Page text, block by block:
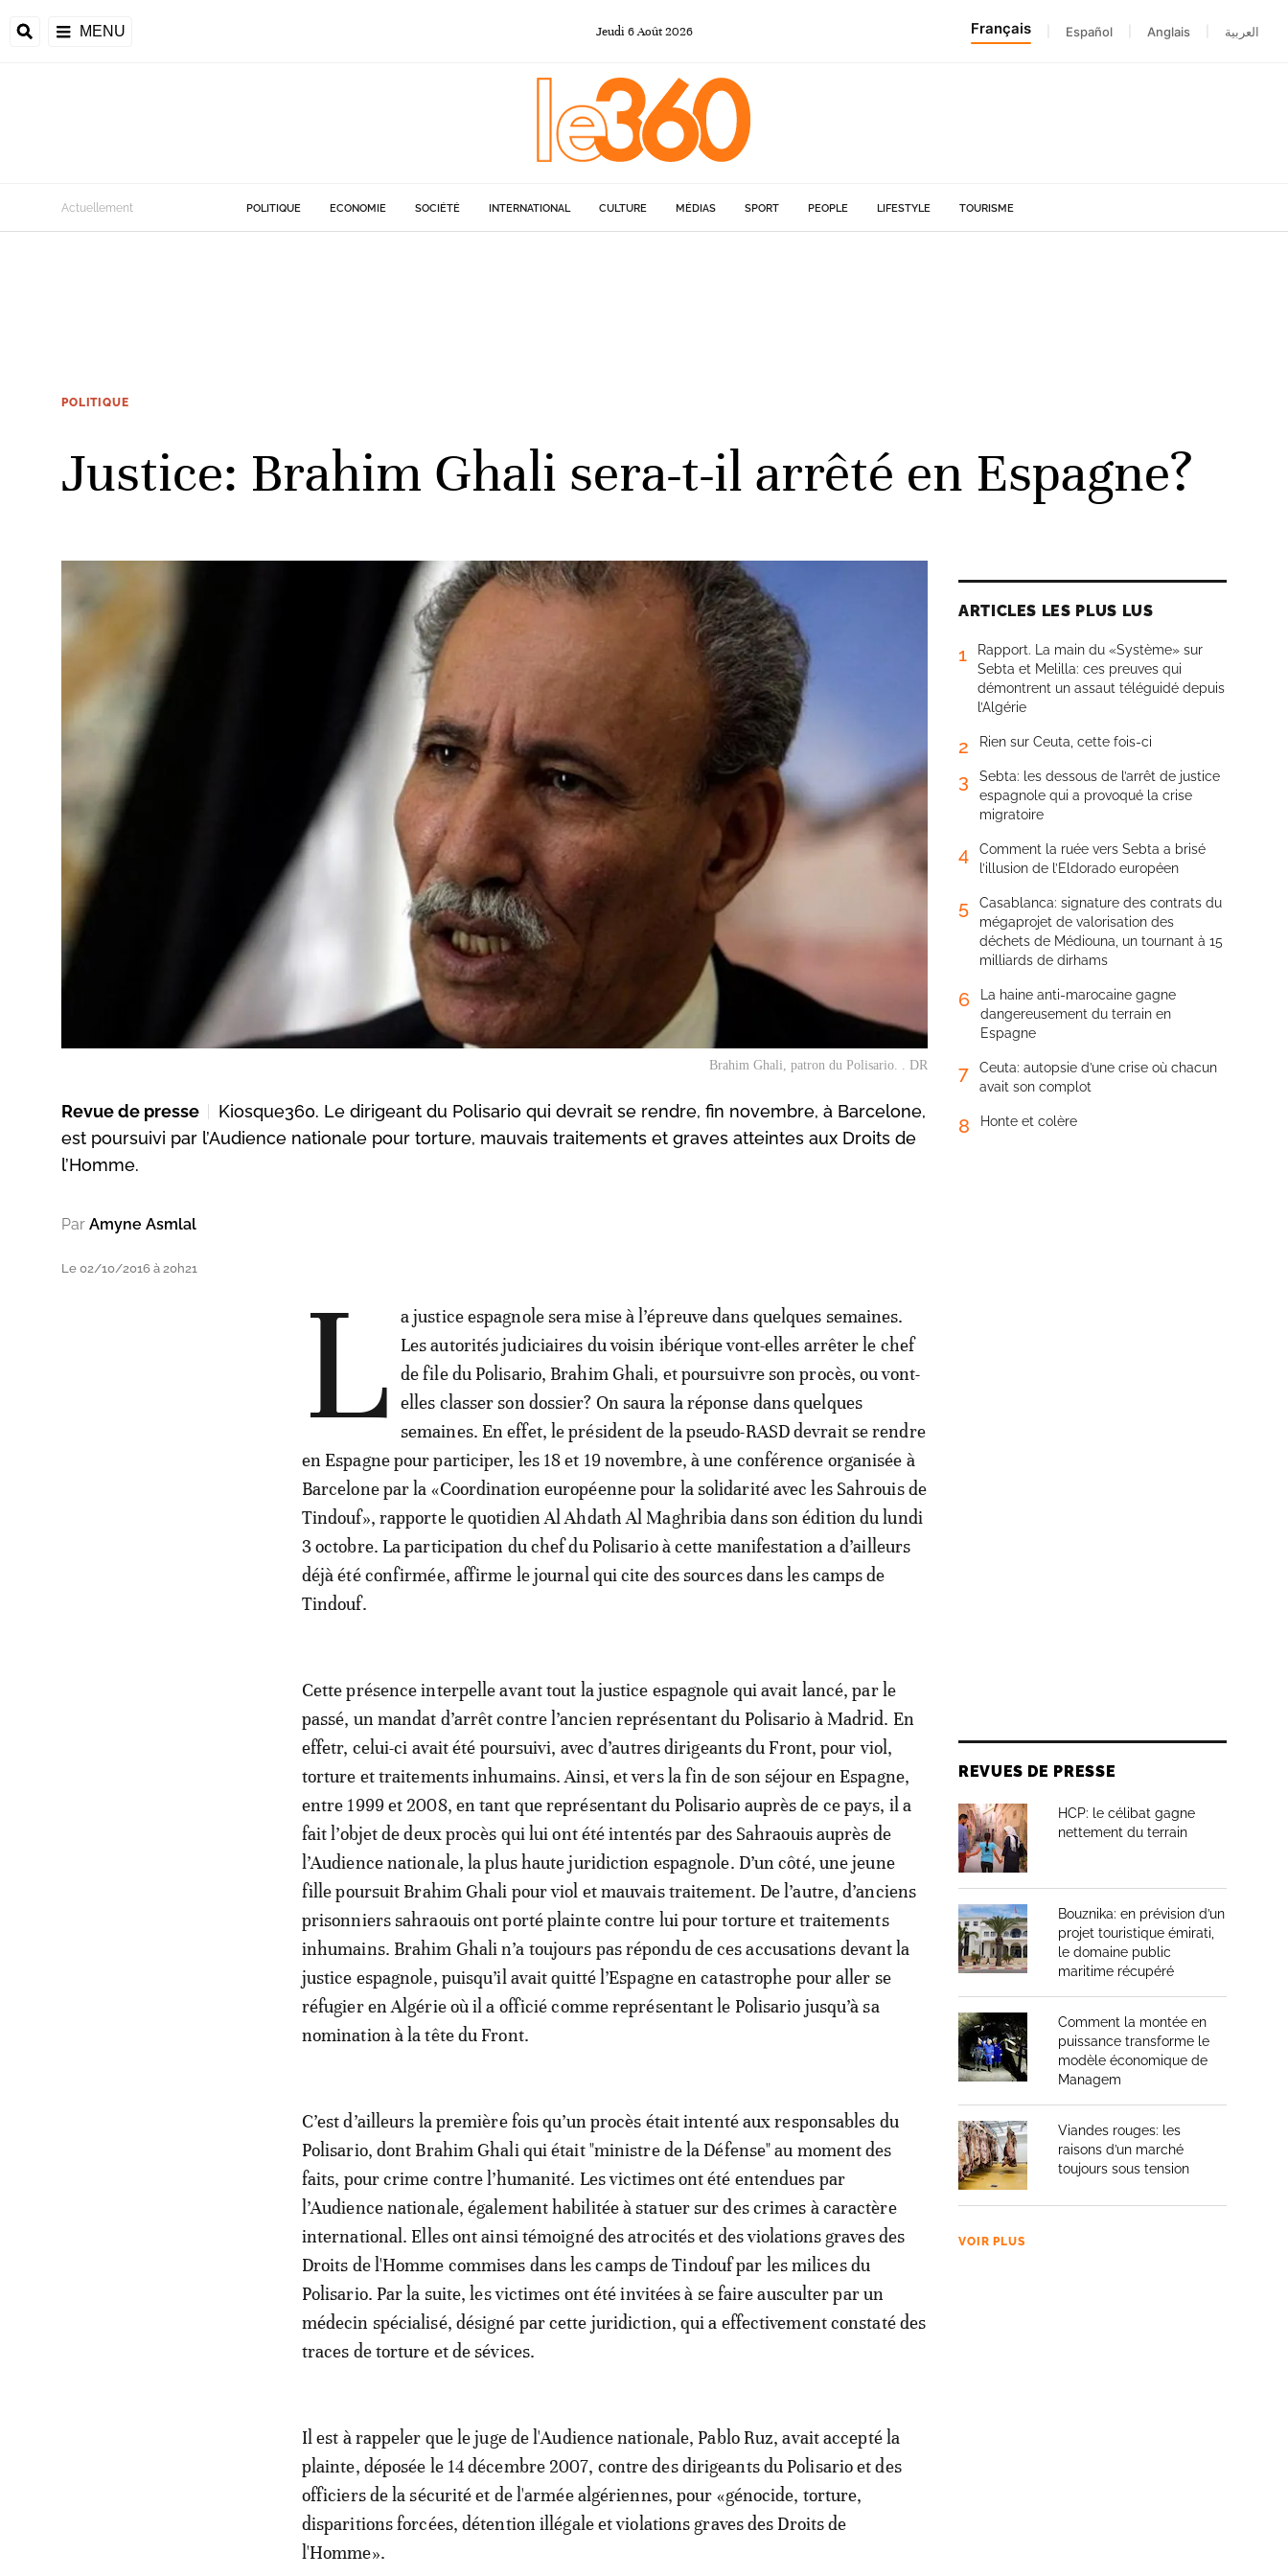
MENU Jeudi 6Août 2026 Français Español Anglais العربية
Actuellement POLITIQUE ECONOMIE SOCIÉTÉ INTERNATIONAL CULTURE MÉDIAS SPORT PEOPLE LIFESTYLE TOURISME
POLITIQUE
Justice: Brahim Ghali sera-t-il arrêté en Espagne?
Brahim Ghali, patron du Polisario. . DR
Revue de presse
Kiosque360. Le dirigeant du Polisario qui devrait se rendre, fin novembre, à Barcelone,
est poursuivi par l’Audience nationale pour torture, mauvais traitements et graves atteintes aux Droits de
l’Homme.
Par Amyne Asmlal
Le 02/10/2016 à 20h21 L
a justice espagnole sera mise à l’épreuve dans quelques semaines.
Les autorités judiciaires du voisin ibérique vont-elles arrêter le chef
de file du Polisario, Brahim Ghali, et poursuivre son procès, ou vont-
elles classer son dossier? On saura la réponse dans quelques
semaines. En effet, le président de la pseudo-RASD devrait se rendre
en Espagne pour participer, les 18 et 19 novembre, à une conférence organisée à
Barcelone par la «Coordination européenne pour la solidarité avec les Sahrouis de
Tindouf», rapporte le quotidien Al Ahdath Al Maghribia dans son édition du lundi
3 octobre. La participation du chef du Polisario à cette manifestation a d’ailleurs
déjà été confirmée, affirme le journal qui cite des sources dans les camps de
Tindouf.
Cette présence interpelle avant tout la justice espagnole qui avait lancé, par le
passé, un mandat d’arrêt contre l’ancien représentant du Polisario à Madrid. En
effetr, celui-ci avait été poursuivi, avec d’autres dirigeants du Front, pour viol,
torture et traitements inhumains. Ainsi, et vers la fin de son séjour en Espagne,
entre 1999 et 2008, en tant que représentant du Polisario auprès de ce pays, il a
fait l’objet de deux procès qui lui ont été intentés par des Sahraouis auprès de
l’Audience nationale, la plus haute juridiction espagnole. D’un côté, une jeune
fille poursuit Brahim Ghali pour viol et mauvais traitement. De l’autre, d’anciens
prisonniers sahraouis ont porté plainte contre lui pour torture et traitements
inhumains. Brahim Ghali n’a toujours pas répondu de ces accusations devant la
justice espagnole, puisqu’il avait quitté l’Espagne en catastrophe pour aller se
réfugier en Algérie où il a officié comme représentant le Polisario jusqu’à sa
nomination à la tête du Front.
C’est d’ailleurs la première fois qu’un procès était intenté aux responsables du
Polisario, dont Brahim Ghali qui était "ministre de la Défense" au moment des
faits, pour crime contre l’humanité. Les victimes ont été entendues par
l’Audience nationale, également habilitée à statuer sur des crimes à caractère
international. Elles ont ainsi témoigné des atrocités et des violations graves des
Droits de l'Homme commises dans les camps de Tindouf par les milices du
Polisario. Par la suite, les victimes ont été invitées à se faire ausculter par un
médecin spécialisé, désigné par cette juridiction, qui a effectivement constaté des
traces de torture et de sévices.
Il est à rappeler que le juge de l'Audience nationale, Pablo Ruz, avait accepté la
plainte, déposée le 14 décembre 2007, contre des dirigeants du Polisario et des
officiers de la sécurité et de l'armée algériennes, pour «génocide, torture,
disparitions forcées, détention illégale et violations graves des Droits de
l'Homme».
ARTICLES LES PLUS LUS
1
Rapport. La main du «Système» sur
Sebta et Melilla: ces preuves qui
démontrent un assaut téléguidé depuis
l’Algérie
2 Rien sur Ceuta, cette fois-ci
3
Sebta: les dessous de l’arrêt de justice
espagnole qui a provoqué la crise
migratoire
4
Comment la ruée vers Sebta a brisé
l’illusion de l’Eldorado européen
5
Casablanca: signature des contrats du
mégaprojet de valorisation des
déchets de Médiouna, un tournant à 15
milliards de dirhams
6
La haine anti-marocaine gagne
dangereusement du terrain en
Espagne
7
Ceuta: autopsie d’une crise où chacun
avait son complot
8 Honte et colère
REVUES DE PRESSE
HCP: le célibat gagne
nettement du terrain
Bouznika: en prévision d’un
projet touristique émirati,
le domaine public
maritime récupéré
Comment la montée en
puissance transforme le
modèle économique de
Managem
Viandes rouges: les
raisons d’un marché
toujours sous tension
VOIR PLUS